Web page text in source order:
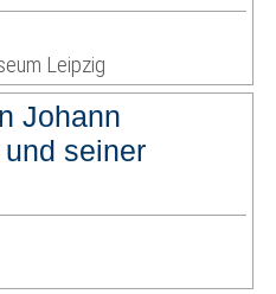
Leipzig
Johann
seiner